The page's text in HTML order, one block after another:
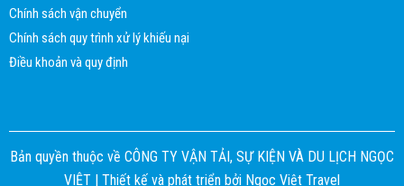
Chính sách vận chuyển
Chính sách quy trình xử lý khiếu nại
Điều khoản và quy định
Bản quyền thuộc về CÔNG TY VẬN TẢI, SỰ KIỆN VÀ DU LỊCH NGỌC
VIỆT | Thiết kế và phát triển bởi Ngọc Việt Travel